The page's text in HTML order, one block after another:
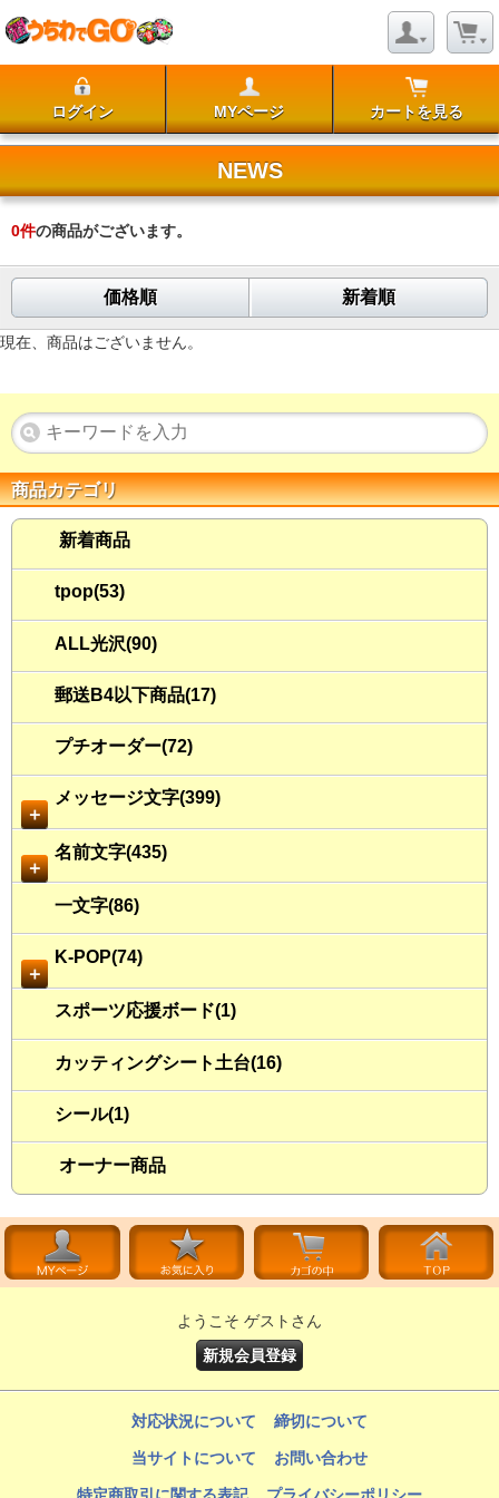
ログイン MYページ カートを見る
NEWS
0件の商品がございます。
価格順 新着順
現在、商品はございません。
商品カテゴリ
新着商品
tpop(53)
ALL光沢(90)
郵送B4以下商品(17)
プチオーダー(72)
＋
メッセージ文字(399)
＋
名前文字(435)
一文字(86)
＋
K-POP(74)
スポーツ応援ボード(1)
カッティングシート土台(16)
シール(1)
オーナー商品
ようこそ ゲストさん
新規会員登録
対応状況について 締切について
当サイトについて お問い合わせ
特定商取引に関する表記 プライバシーポリシー